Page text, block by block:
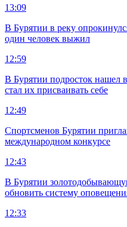
13:09
В Бурятии в реку
один человек выжил
12:59
В Бурятии подросток нашел
стал их присваивать себе
12:49
Спортсменов Бурятии
международном конкурсе
12:43
В Бурятии
обновить систему
12:33